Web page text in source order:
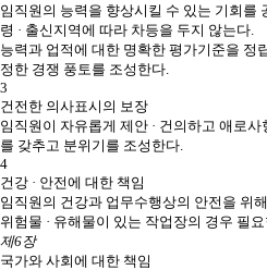
임직원의 능력을 향상시킬 수 있는 기회를
령 · 출신지역에 따라 차등을 두지 않는다.
능력과 업적에 대한 명확한 평가기준을 정
정한 경쟁 풍토를 조성한다.
3
건전한 의사표시의 보장
임직원이 자유롭게 제안 · 건의하고 애로
를 갖추고 분위기를 조성한다.
4
건강 · 안전에 대한 책임
임직원의 건강과 업무수행상의 안전을 위
위험물 · 유해물이 있는 작업장의 경우 필
제6장
국가와 사회에 대한 책임